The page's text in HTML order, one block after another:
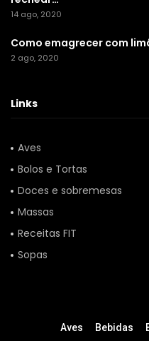
14 ago, 2020
Como emagrecer com
2 ago, 2020
Links
Aves
Bolos e Tortas
Doces e sobremesas
Massas
Receitas FIT
Sopas
Aves Bebidas